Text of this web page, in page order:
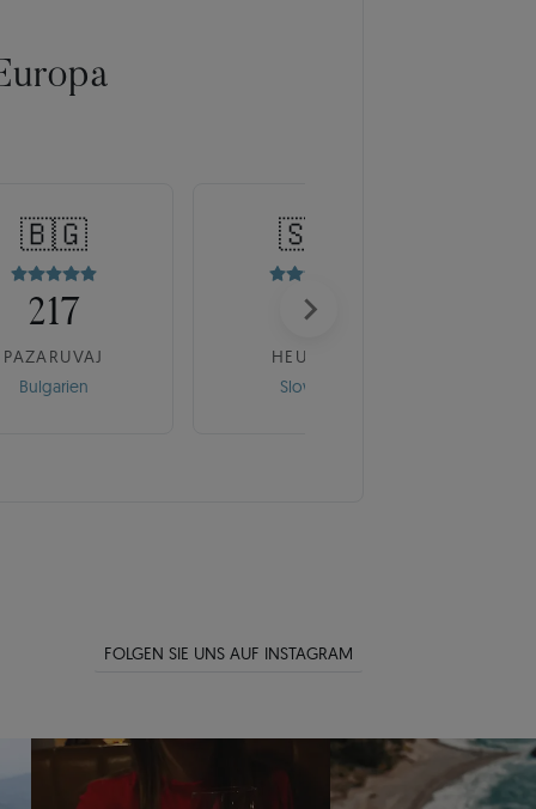
🇧🇬
217
PAZARUVAJ
Bulgarien
🇸🇰
175
HEUREKA
Slowakei
FOLGEN SIE UNS AUF INSTAGRAM